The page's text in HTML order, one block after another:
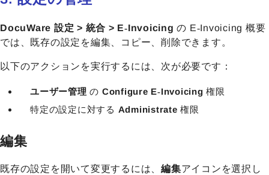
DocuWare 設定 > 統合 > E‑Invoicing の E‑Invoicing 概要
では、既存の設定を編集、コピー、削除できます。
以下のアクションを実行するには、次が必要です：
ユーザー管理 の Configure E‑Invoicing 権限
特定の設定に対する Administrate 権限
編集
既存の設定を開いて変更するには、 編集アイコンを選択し